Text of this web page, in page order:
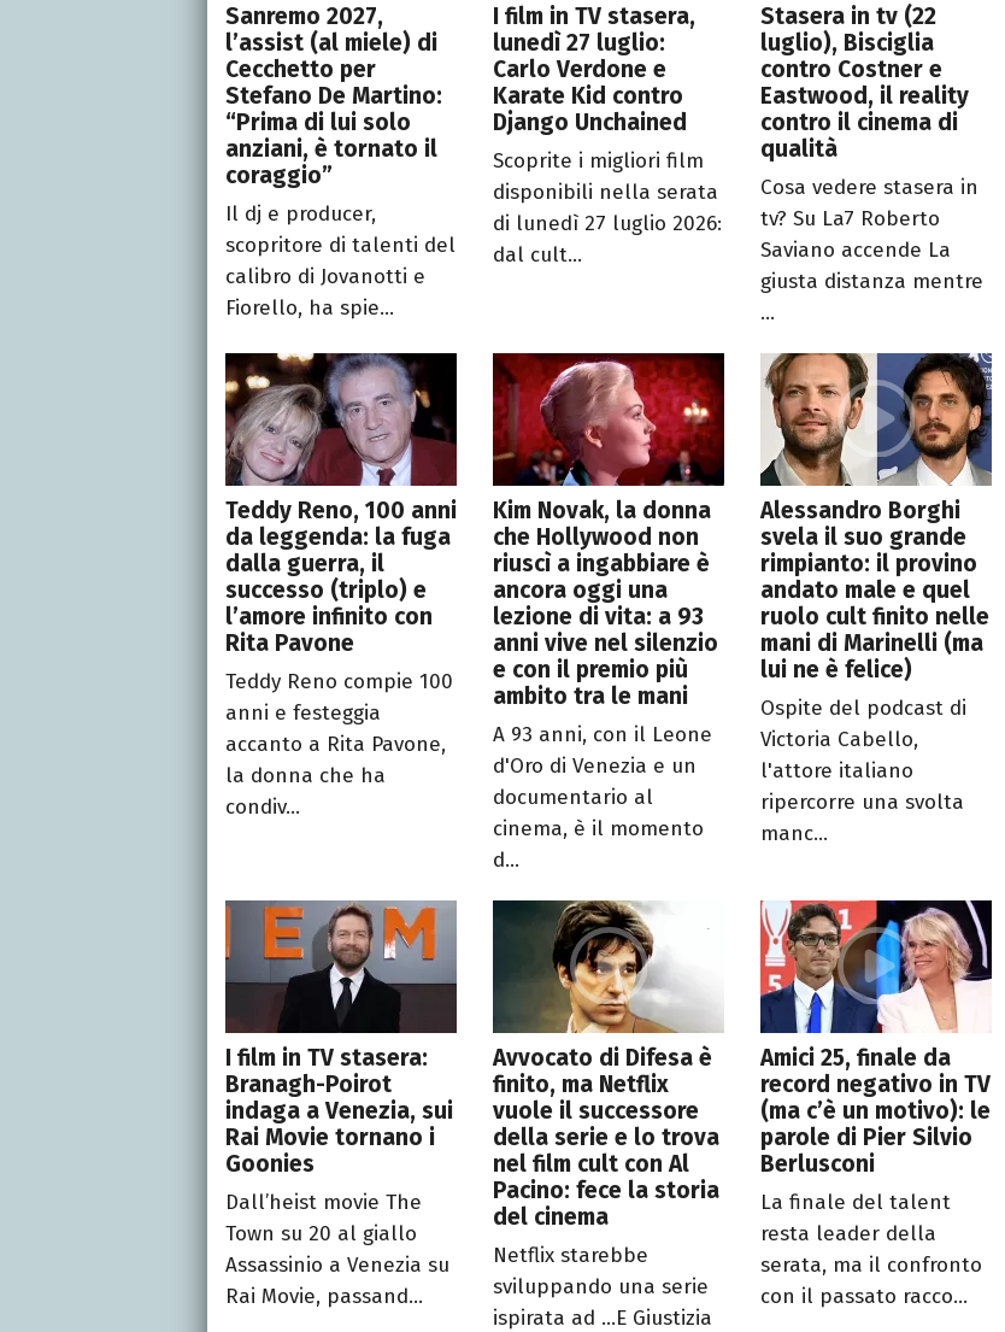
Sanremo 2027,
l’assist (al miele) di
Cecchetto per
Stefano De Martino:
“Prima di lui solo
anziani, è tornato il
coraggio”
Il dj e producer,
scopritore di talenti del
calibro di Jovanotti e
Fiorello, ha spie...
I film in TV stasera,
lunedì 27 luglio:
Carlo Verdone e
Karate Kid contro
Django Unchained
Scoprite i migliori film
disponibili nella serata
di lunedì 27 luglio 2026:
dal cult...
Stasera in tv (22
luglio), Bisciglia
contro Costner e
Eastwood, il reality
contro il cinema di
qualità
Cosa vedere stasera in
tv? Su La7 Roberto
Saviano accende La
giusta distanza mentre
...
Teddy Reno, 100 anni
da leggenda: la fuga
dalla guerra, il
successo (triplo) e
l’amore infinito con
Rita Pavone
Teddy Reno compie 100
anni e festeggia
accanto a Rita Pavone,
la donna che ha
condiv...
Kim Novak, la donna
che Hollywood non
riuscì a ingabbiare è
ancora oggi una
lezione di vita: a 93
anni vive nel silenzio
e con il premio più
ambito tra le mani
A 93 anni, con il Leone
d'Oro di Venezia e un
documentario al
cinema, è il momento
d...
Alessandro Borghi
svela il suo grande
rimpianto: il provino
andato male e quel
ruolo cult finito nelle
mani di Marinelli (ma
lui ne è felice)
Ospite del podcast di
Victoria Cabello,
l'attore italiano
ripercorre una svolta
manc...
I film in TV stasera:
Branagh-Poirot
indaga a Venezia, sui
Rai Movie tornano i
Goonies
Dall’heist movie The
Town su 20 al giallo
Assassinio a Venezia su
Rai Movie, passand...
Avvocato di Difesa è
finito, ma Netflix
vuole il successore
della serie e lo trova
nel film cult con Al
Pacino: fece la storia
del cinema
Netflix starebbe
sviluppando una serie
ispirata ad ...E Giustizia
Amici 25, finale da
record negativo in TV
(ma c’è un motivo): le
parole di Pier Silvio
Berlusconi
La finale del talent
resta leader della
serata, ma il confronto
con il passato racco...